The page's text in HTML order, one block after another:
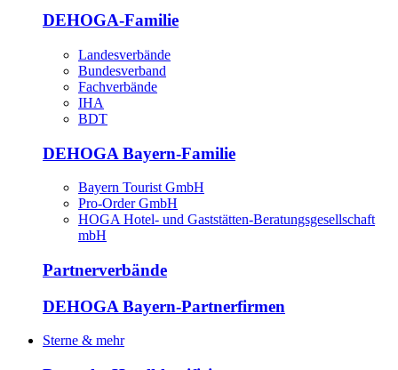
DEHOGA-Familie
Landesverbände
Bundesverband
Fachverbände
IHA
BDT
DEHOGA Bayern-Familie
Bayern Tourist GmbH
Pro-Order GmbH
HOGA Hotel- und Gaststätten-Beratungsgesellschaft
mbH
Partnerverbände
DEHOGA Bayern-Partnerfirmen
Sterne & mehr